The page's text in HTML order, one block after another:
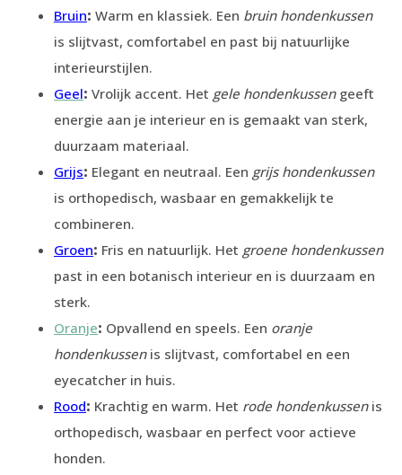
Bruin: Warm en klassiek. Een bruin hondenkussen
is slijtvast, comfortabel en past bij natuurlijke
interieurstijlen.
Geel: Vrolijk accent. Het gele hondenkussengeeft
energie aan je interieur en is gemaakt van sterk,
duurzaam materiaal.
Grijs: Elegant en neutraal. Een grijs hondenkussen
is orthopedisch, wasbaar en gemakkelijk te
combineren.
Groen: Fris en natuurlijk. Het groene hondenkussen
past in een botanisch interieur en is duurzaam en
sterk.
Oranje: Opvallend en speels. Een oranje
hondenkussenis slijtvast, comfortabel en een
eyecatcher in huis.
Rood: Krachtig en warm. Het rode hondenkussenis
orthopedisch, wasbaar en perfect voor actieve
honden.